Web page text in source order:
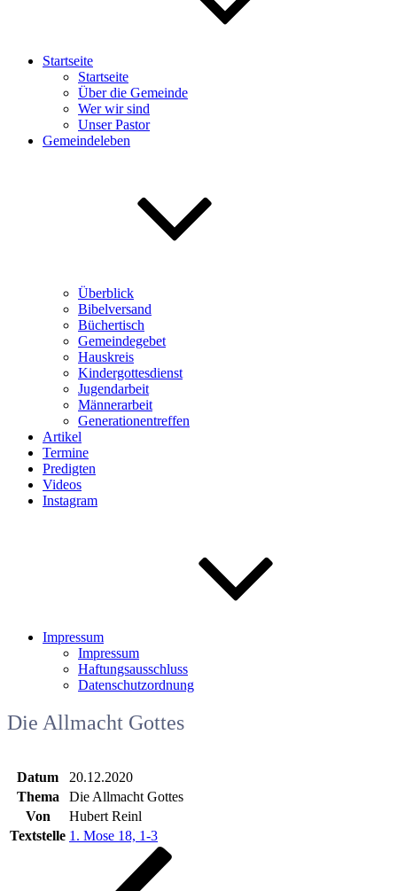
Startseite
Startseite
Über die Gemeinde
Wer wir sind
Unser Pastor
Gemeindeleben
Überblick
Bibelversand
Büchertisch
Gemeindegebet
Hauskreis
Kindergottesdienst
Jugendarbeit
Männerarbeit
Generationentreffen
Artikel
Termine
Predigten
Videos
Instagram
Impressum
Impressum
Haftungsausschluss
Datenschutzordnung
Die Allmacht Gottes
Datum
20.12.2020
Thema
Die Allmacht Gottes
Von
Hubert Reinl
Textstelle 1. Mose 18, 1-3
Beitragsnavigation